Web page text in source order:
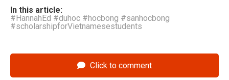
In this article:
#HannahEd #duhoc #hocbong #sanhocbong
#scholarshipforVietnamesestudents
Click to comment